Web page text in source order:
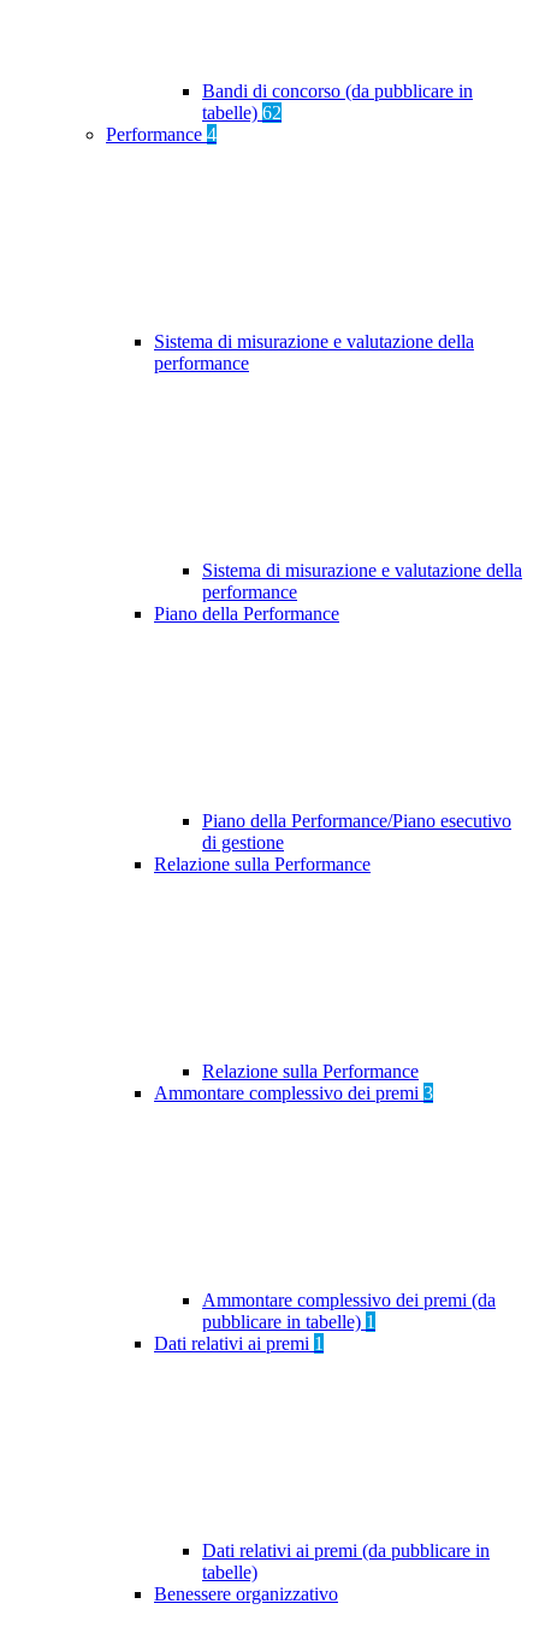
Bandi di concorso (da pubblicare in
tabelle) 62
Performance 4
Sistema di misurazione e valutazione della
performance
Sistema di misurazione e valutazione della
performance
Piano della Performance
Piano della Performance/Piano esecutivo
di gestione
Relazione sulla Performance
Relazione sulla Performance
Ammontare complessivo dei premi 3
Ammontare complessivo dei premi (da
pubblicare in tabelle) 1
Dati relativi ai premi 1
Dati relativi ai premi (da pubblicare in
tabelle)
Benessere organizzativo